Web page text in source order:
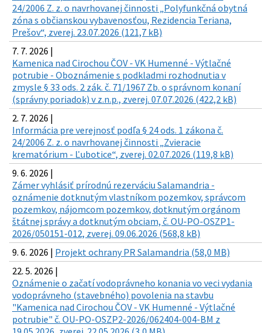
24/2006 Z. z. o navrhovanej činnosti „Polyfunkčná obytná
zóna s občianskou vybavenosťou, Rezidencia Teriana,
Prešov“, zverej. 23.07.2026 (121,7 kB)
7. 7. 2026 |
Kamenica nad Cirochou ČOV - VK Humenné - Výtlačné
potrubie - Oboznámenie s podkladmi rozhodnutia v
zmysle § 33 ods. 2 zák. č. 71/1967 Zb. o správnom konaní
(správny poriadok) v z.n.p., zverej. 07.07.2026 (422,2 kB)
2. 7. 2026 |
Informácia pre verejnosť podľa § 24 ods. 1 zákona č.
24/2006 Z. z. o navrhovanej činnosti „Zvieracie
krematórium - Ľubotice“, zverej. 02.07.2026 (119,8 kB)
9. 6. 2026 |
Zámer vyhlásiť prírodnú rezerváciu Salamandria -
oznámenie dotknutým vlastníkom pozemkov, správcom
pozemkov, nájomcom pozemkov, dotknutým orgánom
štátnej správy a dotknutým obciam, č. OU-PO-OSZP1-
2026/050151-012, zverej. 09.06.2026 (568,8 kB)
9. 6. 2026 | Projekt ochrany PR Salamandria (58,0 MB)
22. 5. 2026 |
Oznámenie o začatí vodoprávneho konania vo veci vydania
vodoprávneho (stavebného) povolenia na stavbu
"Kamenica nad Cirochou ČOV - VK Humenné - Výtlačné
potrubie" č. OU-PO-OSZP2-2026/062404-004-BM z